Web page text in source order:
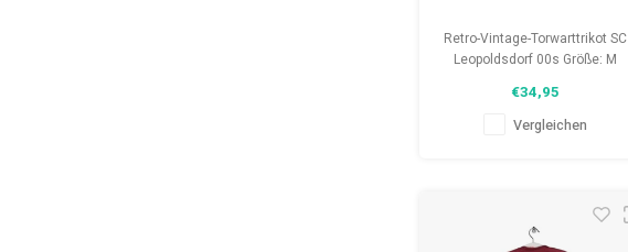
Retro-Vintage-Torwarttrikot SC
Leopoldsdorf 00s Größe: M
Hemdes: 9/10 (gebraucht)
€34,95
Vergleichen